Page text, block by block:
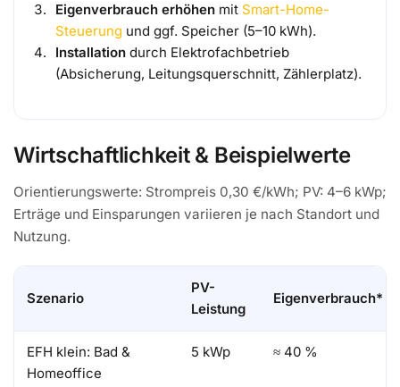
Eigenverbrauch erhöhen mit Smart-Home-
Steuerung und ggf. Speicher (5–10 kWh).
Installation durch Elektrofachbetrieb
(Absicherung, Leitungsquerschnitt, Zählerplatz).
Wirtschaftlichkeit & Beispielwerte
Orientierungswerte: Strompreis 0,30 €/kWh; PV: 4–6 kWp;
Erträge und Einsparungen variieren je nach Standort und
Nutzung.
Szenario
PV-
Leistung
Eigenverbrauch*
EFH klein: Bad &
Homeoffice
5 kWp ≈ 40 %